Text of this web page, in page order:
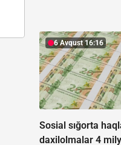
6 Avqust 16:16
Sosial sığorta
daxilolmalar 4